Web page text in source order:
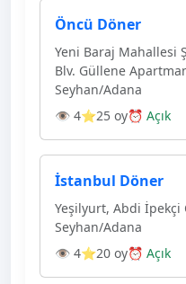
Öncü Döner
Yeni Baraj Mahallesi
Blv. Güllene
Seyhan/Adana
👁 4⭐25 oy⏰ Açık
İstanbul Döner
Yeşilyurt, Abdi İpekçi
Seyhan/Adana
👁 4⭐20 oy⏰ Açık